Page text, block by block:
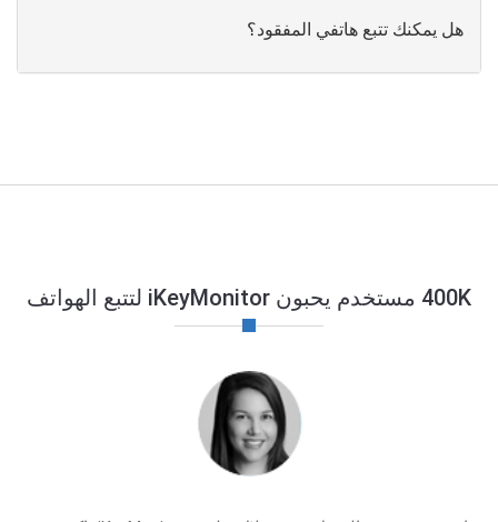
هل يمكنك تتبع هاتفي المفقود؟
400K مستخدم يحبون iKeyMonitor لتتبع الهواتف